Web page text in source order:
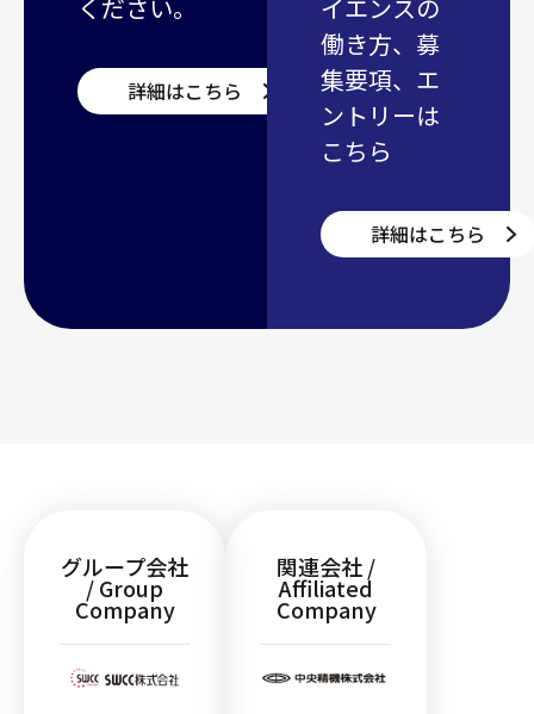
ください。
詳細はこちら
イエンスの
働き方、募
集要項、エ
ントリーは
こちら
詳細はこちら
グループ会社
/ Group
Company
関連会社 /
Affiliated
Company